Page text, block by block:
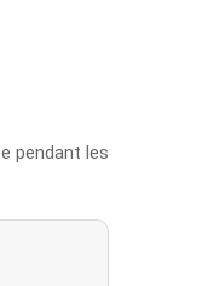
pendant les